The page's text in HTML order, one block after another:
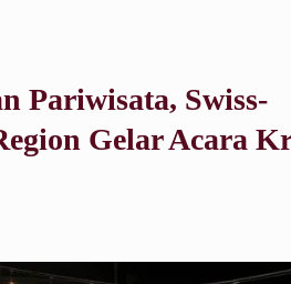
Pariwisata, Swiss-
Gelar Acara